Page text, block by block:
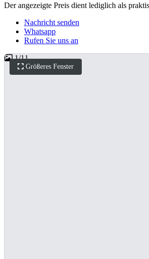
Der angezeigte Preis dient lediglich als
Nachricht senden
Whatsapp
Rufen Sie uns an
Größeres Fenster
1/11